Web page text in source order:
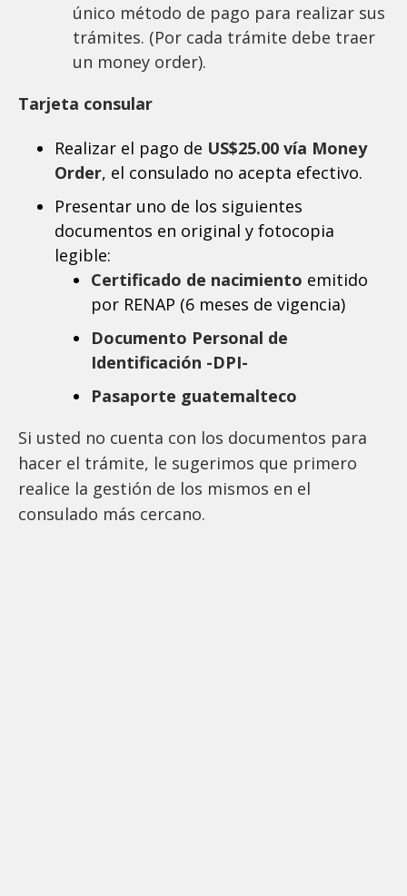
único método de pago para realizar sus
trámites. (Por cada trámite debe traer
un money order).
Tarjeta consular
Realizar el pago de US$25.00 vía Money
Order, el consulado no acepta efectivo.
Presentar uno de los siguientes
documentos en original y fotocopia
legible:
Certificado de nacimiento emitido
por RENAP (6 meses de vigencia)
Documento Personal de
Identificación -DPI-
Pasaporte guatemalteco
Si usted no cuenta con los documentos para
hacer el trámite, le sugerimos que primero
realice la gestión de los mismos en el
consulado más cercano.